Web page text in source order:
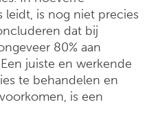
leidt, is nog niet precies
dat bij
80% aan
juiste en werkende
te behandelen en
is een